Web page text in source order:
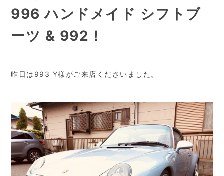
996 ハンドメイド シフトブ
ーツ & 992！
昨日は993 Y様がご来店くださいました。